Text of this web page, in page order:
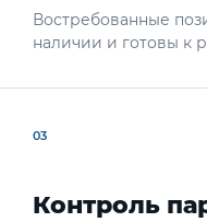
Востребованные
наличии и готовы к
03
Контроль